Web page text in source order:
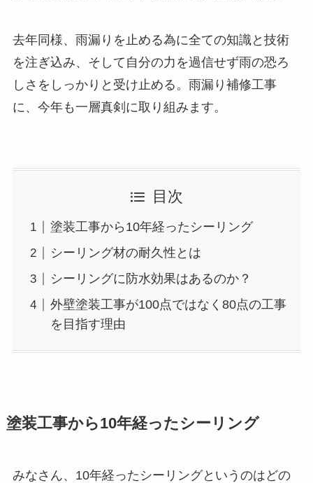
去年同様、雨漏りを止める為に全ての知識と技術
を注ぎ込み、そして自分の力を過信せず雨の恐ろ
しさをしっかりと受け止める。雨漏り補修工事
に、今年も一層真剣に取り組みます。
目次
塗装工事から10年経ったシーリング
シーリング材の耐久性とは
シーリングに防水効果はあるのか？
外壁塗装工事が100点ではなく80点の工事
を目指す理由
塗装工事から10年経ったシーリング
みなさん、10年経ったシーリングというのはどの